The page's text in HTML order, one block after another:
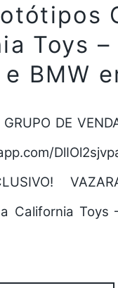
Toys –
BMW
DE
California Toys